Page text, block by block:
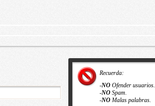
Recuerda:
-NO Ofender usuarios.
-NO Spam.
-NO Malas palabras.